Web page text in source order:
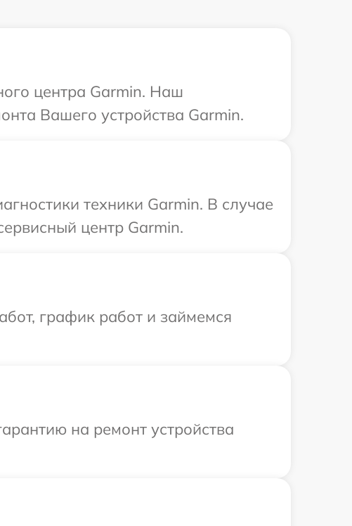
центра Garmin. Наш
Вашего устройства Garmin.
техники Garmin. В случае
центр Garmin.
график работ и займемся
на ремонт устройства